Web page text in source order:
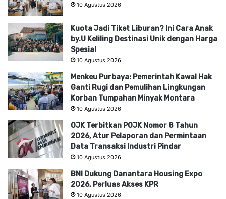
10 Agustus 2026
Kuota Jadi Tiket Liburan? Ini Cara Anak
by.U Keliling Destinasi Unik dengan Harga
Spesial
10 Agustus 2026
Menkeu Purbaya: Pemerintah Kawal Hak
Ganti Rugi dan Pemulihan Lingkungan
Korban Tumpahan Minyak Montara
10 Agustus 2026
OJK Terbitkan POJK Nomor 8 Tahun
2026, Atur Pelaporan dan Permintaan
Data Transaksi Industri Pindar
10 Agustus 2026
BNI Dukung Danantara Housing Expo
2026, Perluas Akses KPR
10 Agustus 2026